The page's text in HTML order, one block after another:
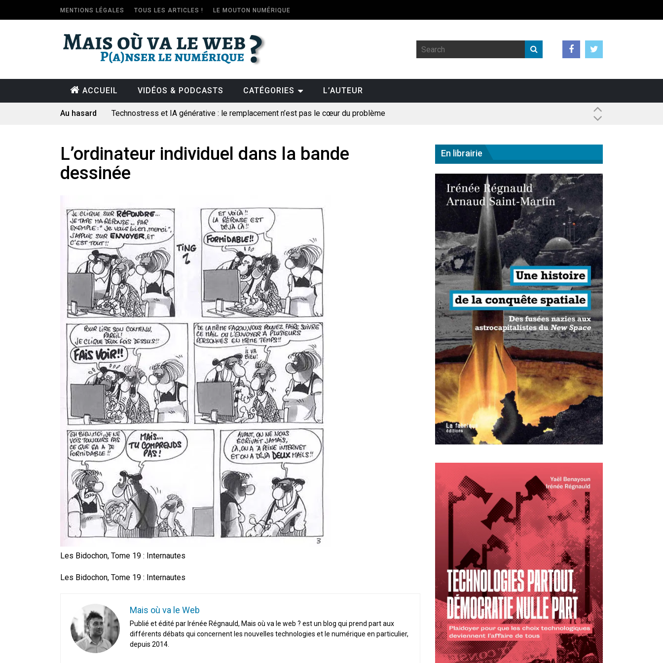
MENTIONS LÉGALES TOUS LES ARTICLES ! LE MOUTON NUMÉRIQUE
ACCUEIL VIDÉOS & PODCASTS CATÉGORIES L’AUTEUR
Au hasard
Technostress et IA générative : le remplacement n’est pas le cœur du problème
Le consultant : une lecture sociologique
Artemis II : objectif nul
Quand Mistral veut moraliser le pillage
Les syndicats, (tout) contre l’IA
En Seine-et-Marne, le projet de Campus IA doit sortir des champs : « On impose et copie le gigantisme états-
unien »
Addendum sur les machines à laver, et l’intelligence artificielle
La vaste blague du macronisme crypto-spatial
L’ordinateur individuel dans la bande
dessinée
Les Bidochon, Tome 19 : Internautes
Les Bidochon, Tome 19 : Internautes
Mais où va le Web
Publié et édité par Irénée Régnauld, Mais où va le web ? est un blog qui prend part aux
différents débats qui concernent les nouvelles technologies et le numérique en particulier,
depuis 2014.
En librairie